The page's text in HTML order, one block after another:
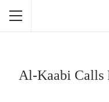
Al-Kaabi Calls